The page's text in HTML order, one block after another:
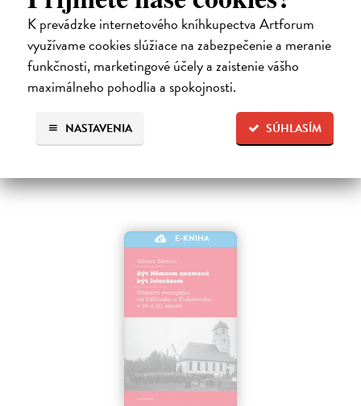
K prevádzke internetového kníhkupectva Artforum
využívame cookies slúžiace na zabezpečenie a meranie
funkčnosti, marketingové účely a zaistenie vášho
maximálneho pohodlia a spokojnosti.
SÚHLASÍM
NASTAVENIA
Sedliačky
Kuciel-Frydryszak Joanna| Elektronická kniha
„Neplač, dieťa moje. Každá žena je otrokyňa, tak ani ty nebudeš
vyvolená,“ hovorí babka svojej mladej vnučke.
Na stiahnutie akoEPUB,MOBIaPDF
17,50 €
E-KNIHA